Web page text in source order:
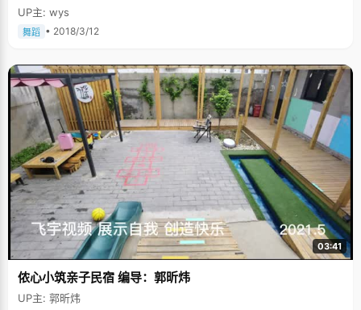
UP主: wys
舞蹈 • 2018/3/12
03:41
侬心小筑亲子民宿 编导：郭昕炜
UP主: 郭昕炜